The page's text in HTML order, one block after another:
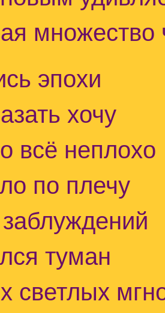
множество
эпохи
хочу
всë неплохо
по плечу
туман
светлых